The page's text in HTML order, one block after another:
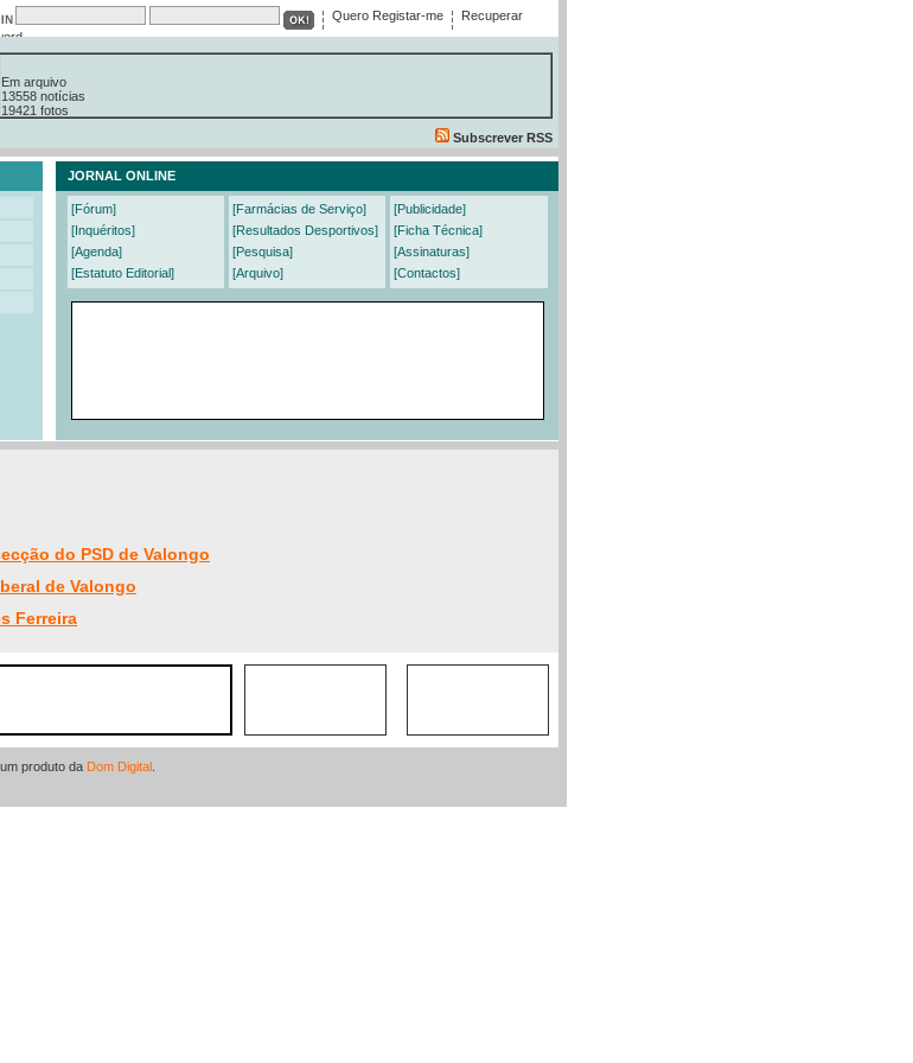
Quero Registar-me
Recuperar
Em arquivo
13558 notícias
19421 fotos
385 edições
Subscrever RSS
JORNAL ONLINE
[Fórum]
[Inquéritos]
[Agenda]
[Estatuto Editorial]
[Farmácias de Serviço]
[Resultados Desportivos]
[Pesquisa]
[Arquivo]
[Publicidade]
[Ficha Técnica]
[Assinaturas]
[Contactos]
do PSD de Valongo
de Valongo
Ferreira
, um produto da Dom Digital